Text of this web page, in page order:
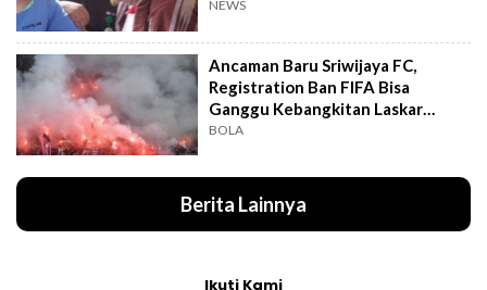
NEWS
Ancaman Baru Sriwijaya FC,
Registration Ban FIFA Bisa
Ganggu Kebangkitan Laskar
Wong Kito
BOLA
Berita Lainnya
Ikuti Kami